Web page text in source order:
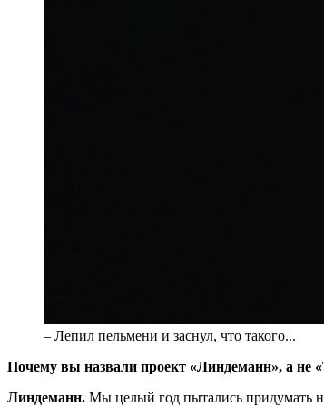
– Лепил пельмени и заснул, что такого...
Почему вы назвали проект «Линдеманн», а не
Линдеманн. Мы целый год пытались придумать